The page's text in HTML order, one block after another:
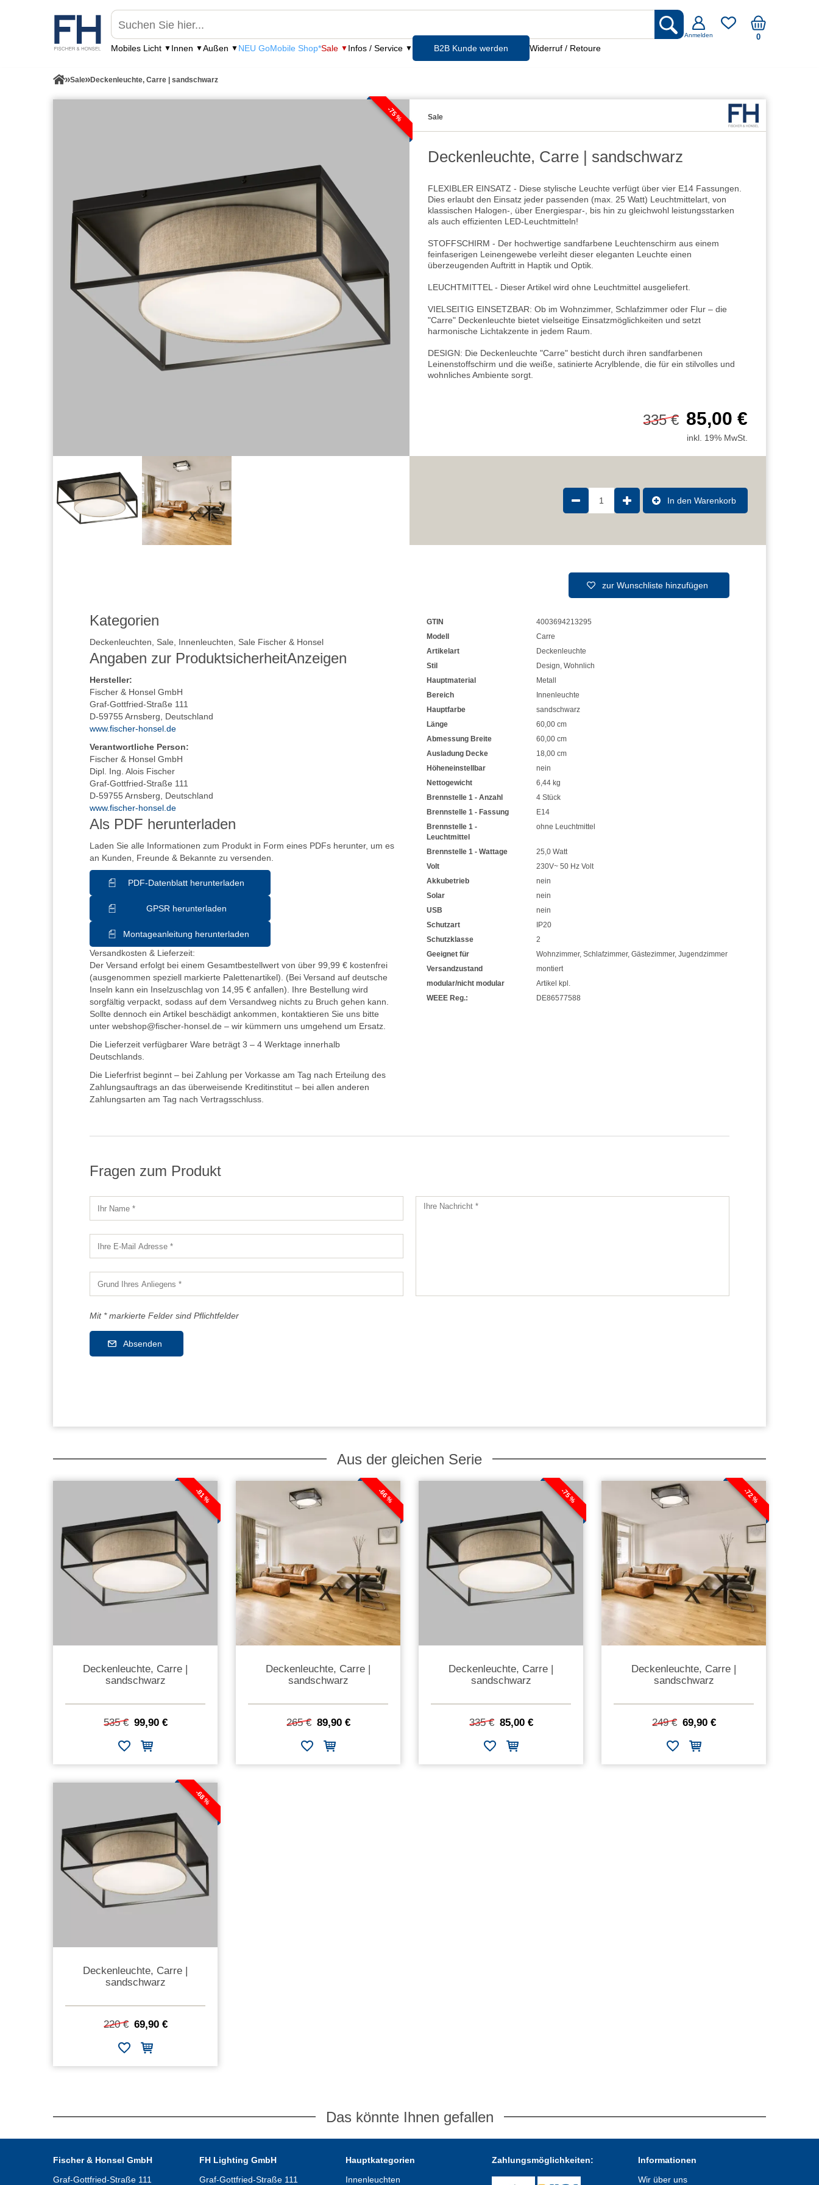
Anmelden 0
Mobiles Licht Innen Außen NEU GoMobile Shop*Sale Infos / Service B2B Kunde werden Widerruf / Retoure
Sale Deckenleuchte, Carre | sandschwarz
-75 % Sale
Deckenleuchte, Carre | sandschwarz
FLEXIBLER EINSATZ - Diese stylische Leuchte verfügt über vier E14 Fassungen.
Dies erlaubt den Einsatz jeder passenden (max. 25 Watt) Leuchtmittelart, von
klassischen Halogen-, über Energiespar-, bis hin zu gleichwohl leistungsstarken
als auch effizienten LED-Leuchtmitteln!
STOFFSCHIRM - Der hochwertige sandfarbene Leuchtenschirm aus einem
feinfaserigen Leinengewebe verleiht dieser eleganten Leuchte einen
überzeugenden Auftritt in Haptik und Optik.
LEUCHTMITTEL - Dieser Artikel wird ohne Leuchtmittel ausgeliefert.
VIELSEITIG EINSETZBAR: Ob im Wohnzimmer, Schlafzimmer oder Flur – die
"Carre" Deckenleuchte bietet vielseitige Einsatzmöglichkeiten und setzt
harmonische Lichtakzente in jedem Raum.
DESIGN: Die Deckenleuchte "Carre" besticht durch ihren sandfarbenen
Leinenstoffschirm und die weiße, satinierte Acrylblende, die für ein stilvolles und
wohnliches Ambiente sorgt.
335 € 85,00 €
inkl. 19% MwSt.
1 In den Warenkorb
zur Wunschliste hinzufügen
Kategorien
Deckenleuchten, Sale, Innenleuchten, Sale Fischer & Honsel
Angaben zur ProduktsicherheitAnzeigen
Hersteller:
Fischer & Honsel GmbH
Graf-Gottfried-Straße 111
D-59755 Arnsberg, Deutschland
www.fischer-honsel.de
Verantwortliche Person:
Fischer & Honsel GmbH
Dipl. Ing. Alois Fischer
Graf-Gottfried-Straße 111
D-59755 Arnsberg, Deutschland
www.fischer-honsel.de
Als PDF herunterladen
Laden Sie alle Informationen zum Produkt in Form eines PDFs herunter, um es
an Kunden, Freunde & Bekannte zu versenden.
PDF-Datenblatt herunterladen
GPSR herunterladen
Montageanleitung herunterladen
Versandkosten & Lieferzeit:
Der Versand erfolgt bei einem Gesamtbestellwert von über 99,99 € kostenfrei
(ausgenommen speziell markierte Palettenartikel). (Bei Versand auf deutsche
Inseln kann ein Inselzuschlag von 14,95 € anfallen). Ihre Bestellung wird
sorgfältig verpackt, sodass auf dem Versandweg nichts zu Bruch gehen kann.
Sollte dennoch ein Artikel beschädigt ankommen, kontaktieren Sie uns bitte
unter webshop@fischer-honsel.de – wir kümmern uns umgehend um Ersatz.
Die Lieferzeit verfügbarer Ware beträgt 3 – 4 Werktage innerhalb
Deutschlands.
Die Lieferfrist beginnt – bei Zahlung per Vorkasse am Tag nach Erteilung des
Zahlungsauftrags an das überweisende Kreditinstitut – bei allen anderen
Zahlungsarten am Tag nach Vertragsschluss.
GTIN
4003694213295
Modell
Carre
Artikelart
Deckenleuchte
Stil
Design, Wohnlich
Hauptmaterial
Metall
Bereich
Innenleuchte
Hauptfarbe
sandschwarz
Länge
60,00 cm
Abmessung Breite
60,00 cm
Ausladung Decke
18,00 cm
Höheneinstellbar
nein
Nettogewicht
6,44 kg
Brennstelle 1 - Anzahl
4 Stück
Brennstelle 1 - Fassung
E14
Brennstelle 1 -
Leuchtmittel
ohne Leuchtmittel
Brennstelle 1 - Wattage
25,0 Watt
Volt
230V~ 50 Hz Volt
Akkubetrieb
nein
Solar
nein
USB
nein
Schutzart
IP20
Schutzklasse
2
Geeignet für
Wohnzimmer, Schlafzimmer, Gästezimmer, Jugendzimmer
Versandzustand
montiert
modular/nicht modular
Artikel kpl.
WEEE Reg.:
DE86577588
Fragen zum Produkt
Mit * markierte Felder sind Pflichtfelder
Absenden
Aus der gleichen Serie
-81 %
Deckenleuchte, Carre |
sandschwarz
535 € 99,90 €
-66 %
Deckenleuchte, Carre |
sandschwarz
265 € 89,90 €
-75 %
Deckenleuchte, Carre |
sandschwarz
335 € 85,00 €
-72 %
Deckenleuchte, Carre |
sandschwarz
249 € 69,90 €
-68 %
Deckenleuchte, Carre |
sandschwarz
220 € 69,90 €
Das könnte Ihnen gefallen
Fischer & Honsel GmbH
Graf-Gottfried-Straße 111
FH Lighting GmbH
Graf-Gottfried-Straße 111
Hauptkategorien
Innenleuchten
Zahlungsmöglichkeiten:
Informationen
Wir über uns